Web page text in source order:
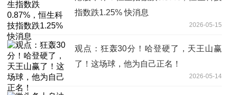
指数跌1.25% 快消息
2026-05-15
观点：狂轰30分！哈登硬了，天王山赢
了！这场球，他为自己正名！
2026-05-14